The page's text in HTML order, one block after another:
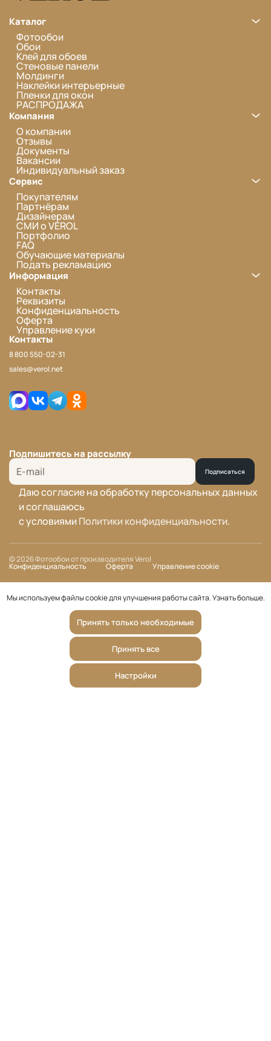
Каталог
Фотообои
Обои
Клей для обоев
Стеновые панели
Молдинги
Наклейки интерьерные
Пленки для окон
РАСПРОДАЖА
Компания
О компании
Отзывы
Документы
Вакансии
Индивидуальный заказ
Сервис
Покупателям
Партнёрам
Дизайнерам
СМИ о VEROL
Портфолио
FAQ
Обучающие материалы
Подать рекламацию
Информация
Контакты
Реквизиты
Конфиденциальность
Оферта
Управление куки
Контакты
8 800 550-02-31
sales@verol.net
Подпишитесь на рассылку
Подписаться
Даю согласие на обработку персональных данных
и соглашаюсь
с условиямиПолитики конфиденциальности.
© 2026 Фотообои от производителя Verol
Конфиденциальность Оферта Управление cookie
Мы используем файлы cookie для улучшения работы сайта.Узнать больше.
Принять только необходимые
Принять все
Настройки